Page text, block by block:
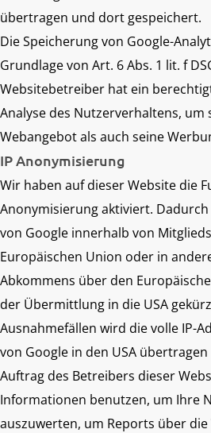
übertragen und dort gespeichert.
Die Speicherung von Google-
Grundlage von Art. 6 Abs. 1 lit. f
Websitebetreiber hat ein
Analyse des Nutzerverhaltens, um
Webangebot als auch seine
IP Anonymisierung
Wir haben auf dieser Website die
Anonymisierung aktiviert.
von Google innerhalb von
Europäischen Union oder in
Abkommens über den
der Übermittlung in die USA
Ausnahmefällen wird die volle IP-
von Google in den USA
Auftrag des Betreibers dieser
Informationen benutzen, um Ihre
auszuwerten, um Reports über